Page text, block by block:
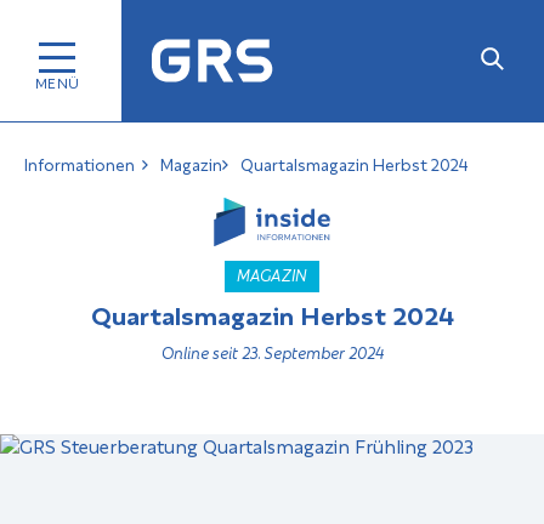
Informationen Magazin Quartalsmagazin Herbst 2024
MAGAZIN
Quartalsmagazin Herbst 2024
Online seit 23. September 2024